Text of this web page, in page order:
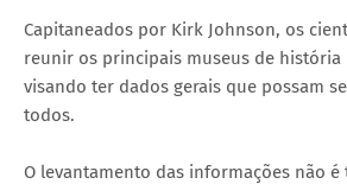
Capitaneados por Kirk Johnson, os
reunir os principais museus de
visando ter dados gerais que possam
todos.
O levantamento das informações não é